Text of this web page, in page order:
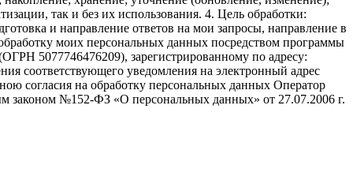
так и без их использования. 4. Цель обработки:
и направление ответов на мои запросы, направление в
моих персональных данных посредством программы
5077746476209), зарегистрированному по адресу:
соответствующего уведомления на электронный адрес
согласия на обработку персональных данных Оператор
законом №152-ФЗ «О персональных данных» от 27.07.2006 г.